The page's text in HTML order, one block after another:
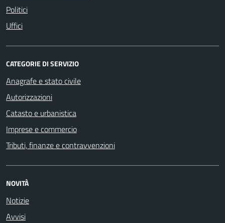
Politici
Uffici
CATEGORIE DI SERVIZIO
Anagrafe e stato civile
Autorizzazioni
Catasto e urbanistica
Imprese e commercio
Tributi, finanze e contravvenzioni
NOVITÀ
Notizie
Avvisi